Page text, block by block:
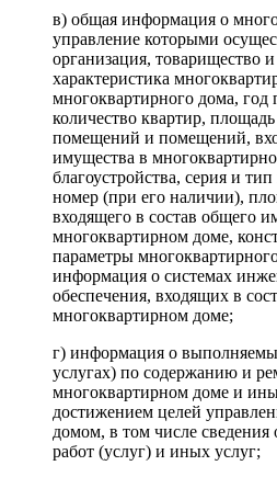
в) общая информация о
управление которыми
организация, товарищество
характеристика
многоквартирного дома, год
количество квартир,
помещений и помещений,
имущества в
благоустройства, серия и
номер (при его наличии),
входящего в состав общего
многоквартирном доме,
параметры
информация о системах
обеспечения, входящих в
многоквартирном доме;
г) информация о
услугах) по содержанию и
многоквартирном доме и
достижением целей
домом, в том числе сведения
работ (услуг) и иных услуг;